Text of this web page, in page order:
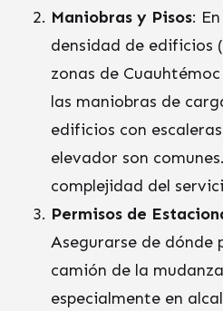
Maniobras y Pisos:
densidad de edificios
zonas de
las maniobras de
edificios con
elevador son
complejidad del
Permisos de
Asegurarse de dónde
camión de la
especialmente en